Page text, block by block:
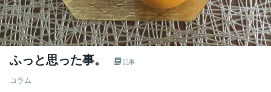
ふっと思った事。 記事
コラム